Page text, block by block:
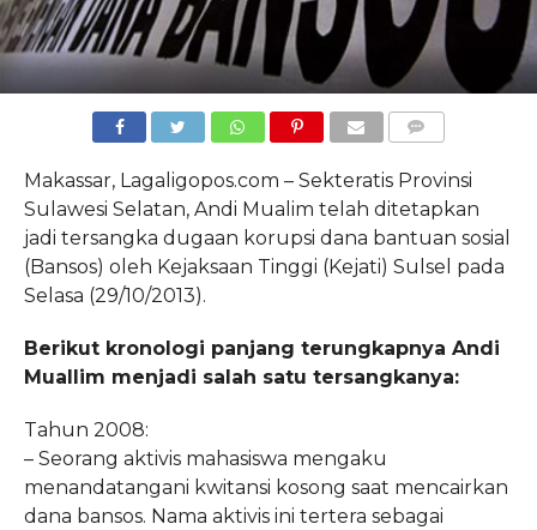
Makassar, Lagaligopos.com – Sekteratis Provinsi
Sulawesi Selatan, Andi Mualim telah ditetapkan
jadi tersangka dugaan korupsi dana bantuan sosial
(Bansos) oleh Kejaksaan Tinggi (Kejati) Sulsel pada
Selasa (29/10/2013).
Berikut kronologi panjang terungkapnya Andi
Muallim menjadi salah satu tersangkanya:
Tahun 2008:
– Seorang aktivis mahasiswa mengaku
menandatangani kwitansi kosong saat mencairkan
dana bansos. Nama aktivis ini tertera sebagai